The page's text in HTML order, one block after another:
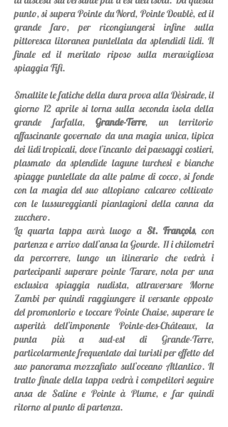
punto, si supera Pointe du Nord, Pointe Doublè, ed il
grande faro, per ricongiungersi infine sulla
pittoresca litoranea puntellata da splendidi lidi. Il
finale ed il meritato ripososulla meravigliosa
spiaggia Fifi.
Smaltite le fatiche della dura prova alla Dèsirade, il
giorno 12 aprile si torna sulla seconda isola della
grande farfalla, Grande-Terre, un territorio
affascinante governato da una magia unica, tipica
dei lidi tropicali, dove l’incanto dei paesaggi costieri,
plasmato da splendide lagune turchesi e bianche
spiagge puntellate da alte palme di cocco, si fonde
con la magia del suo altopiano calcareo coltivato
con le lussureggianti piantagioni della canna da
zucchero.
La quarta tappa avrà luogo a St. François, con
partenza e arrivo dall’ansa la Gourde. 11 i chilometri
da percorrere, lungo un itinerario che vedrà i
partecipanti superare pointe Tarare, nota per una
esclusiva spiaggia nudista, attraversare Morne
Zambi per quindi raggiungere il versante opposto
del promontorio e toccare Pointe Chaise, superare le
asperità dell’imponente Pointe-des-Châteaux, la
punta più a sud-est di Grande-Terre,
particolarmente frequentato dai turisti per effetto del
suo panorama mozzafiato sull’oceano Atlantico. Il
tratto finale della tappa vedrà i competitori seguire
ansa de Saline e Pointe à Plume, e far quindi
ritorno al punto di partenza.